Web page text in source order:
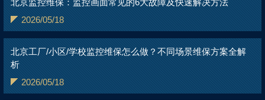
北京监控维保：监控画面常见的6大故障及快速解决方法
2026/05/18
北京工厂/小区/学校监控维保怎么做？不同场景维保方案全解
析
2026/05/18